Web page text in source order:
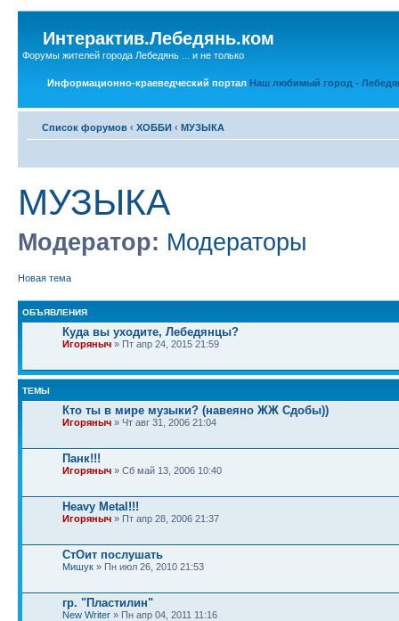
Интерактив.Лебедянь.ком
Форумы жителей города Лебедянь ... и не только
Информационно-краеведческий портал Наш любимый город -
Список форумов ‹ ХОББИ ‹ МУЗЫКА
МУЗЫКА
Модератор: Модераторы
Новая тема
ОБЪЯВЛЕНИЯ
Куда вы уходите, Лебедянцы?
Игоряныч » Пт апр 24, 2015 21:59
ТЕМЫ
Кто ты в мире музыки? (навеяно ЖЖ Сдобы))
Игоряныч » Чт авг 31, 2006 21:04
Панк!!!
Игоряныч » Сб май 13, 2006 10:40
Heavy Metal!!!
Игоряныч » Пт апр 28, 2006 21:37
СтОит послушать
Мишук » Пн июл 26, 2010 21:53
гр. "Пластилин"
New Writer » Пн апр 04, 2011 11:16